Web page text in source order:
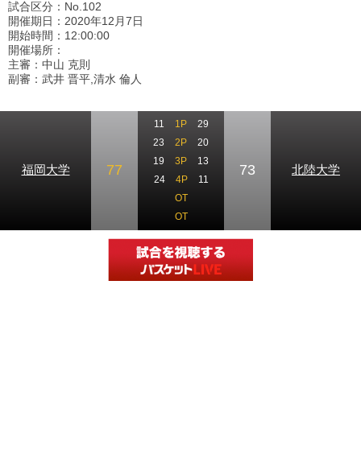
試合区分：No.102
開催期日：2020年12月7日
開始時間：12:00:00
開催場所：
主審：中山 克則
副審：武井 晋平,清水 倫人
福岡大学 77
11 1P
29
23
2P
20
19
3P
13
24
4P
11
OT
OT
73 北陸大学